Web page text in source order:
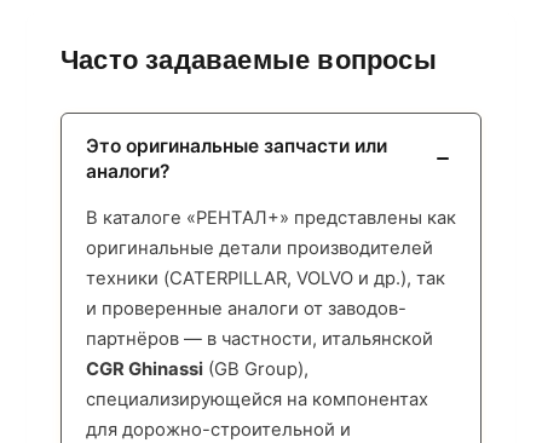
Часто задаваемые вопросы
Это оригинальные запчасти или
аналоги?
В каталоге «РЕНТАЛ+» представлены как
оригинальные детали производителей
техники (CATERPILLAR, VOLVO и др.), так
и проверенные аналоги от заводов-
партнёров — в частности, итальянской
CGR Ghinassi (GB Group),
специализирующейся на компонентах
для дорожно-строительной и